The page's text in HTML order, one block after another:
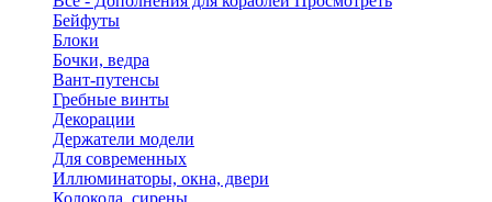
Бейфуты
Блоки
Бочки, ведра
Вант-путенсы
Гребные винты
Декорации
Держатели модели
Для современных
Иллюминаторы, окна, двери
Колокола, сирены